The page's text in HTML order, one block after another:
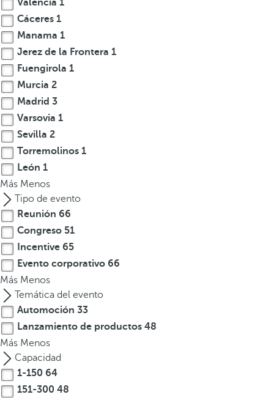
l
a
p
r
i
m
e
a
o
p
c
i
ó
n
.
D
e
p
u
é
s
d
e
i
n
Valencia 1
Cáceres 1
Manama 1
Jerez de la Frontera 1
Fuengirola 1
Murcia 2
Madrid 3
Varsovia 1
Sevilla 2
Torremolinos 1
León 1
Más Menos
Tipo de evento
Reunión 66
Congreso 51
Incentive 65
Evento corporativo 66
Más Menos
Temática del evento
Automoción 33
Lanzamiento de productos 48
Más Menos
Capacidad
1-150 64
151-300 48